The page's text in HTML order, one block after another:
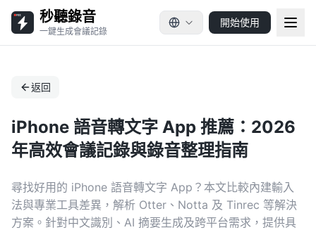
秒聽錄音
一鍵生成會議記錄
開始使用
返回
iPhone 語音轉文字 App 推薦：2026
年高效會議記錄與錄音整理指南
尋找好用的 iPhone 語音轉文字 App？本文比較內建輸入
法與專業工具差異，解析 Otter、Notta 及 Tinrec 等解決
方案。針對中文識別、AI 摘要生成及跨平台需求，提供具